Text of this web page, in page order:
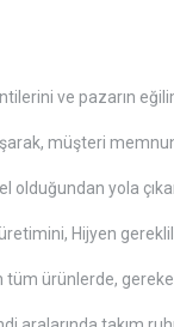
ve pazarın
müşteri
olduğundan yola
Hijyen
tüm ürünlerde,